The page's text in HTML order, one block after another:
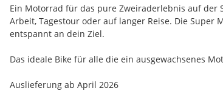
Ein Motorrad für das pure Zweiraderlebnis auf der
Arbeit, Tagestour oder auf langer Reise. Die Super
entspannt an dein Ziel.
Das ideale Bike für alle die ein ausgewachsenes
Auslieferung ab April 2026